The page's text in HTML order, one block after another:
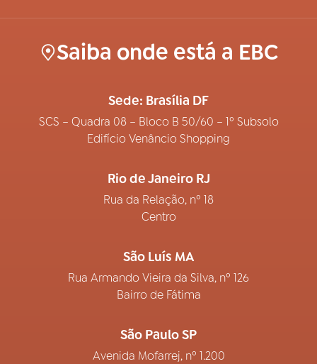
Saiba onde está a EBC
Sede: Brasília DF
SCS – Quadra 08 – Bloco B 50/60 – 1º Subsolo
Edifício Venâncio Shopping
Rio de Janeiro RJ
Rua da Relação, nº 18
Centro
São Luís MA
Rua Armando Vieira da Silva, nº 126
Bairro de Fátima
São Paulo SP
Avenida Mofarrej, nº 1.200